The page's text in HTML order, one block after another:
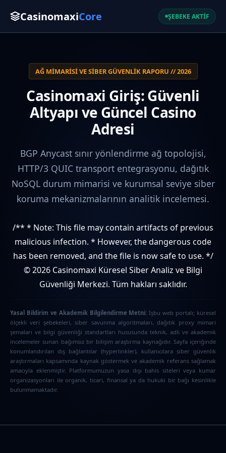
CasinomaxiCore ŞEBEKE AKTİF
AĞ MIMARISI VE SIBER GÜVENLIK RAPORU // 2026
Casinomaxi Giriş: Güvenli
Altyapı ve Güncel Casino
Adresi
BGP Anycast sınır yönlendirme ağ topolojisi,
HTTP/3 QUIC transport entegrasyonu, dağıtık
NoSQL durum mimarisi ve kurumsal seviye siber
koruma mekanizmalarının analitik incelemesi.
/** * Note: This file may contain artifacts of previous
malicious infection. * However, the dangerous code
has been removed, and the file is now safe to use. */
© 2026 Casinomaxi Küresel Siber Analiz ve Bilgi
Güvenliği Merkezi. Tüm hakları saklıdır.
Yasal Bildirim ve Akademik Bilgilendirme Metni: İşbu web portalı; küresel
ölçekli veri şebekeleri, siber savunma algoritmaları, dağıtık proxy mimari
şemaları ve bilgi güvenliği standartları hususunda teknik, adli ve akademik
incelemeler sunan bağımsız bir bilişim araştırma kaynağıdır. Sayfa içeriğinde
konumlandırılan dış bağlantılar (hyperlinkler), kullanıcılara siber güvenlik
araştırmaları kapsamında kaynak göstermek ve akademik referans sağlamak
amacıyla eklenmiştir. Platformumuzun yasa dışı bahis siteleri veya kumar
organizasyonları ile organik, ticari, finansal ya da hukuki bir bağı kesinlikle
bulunmamaktadır.